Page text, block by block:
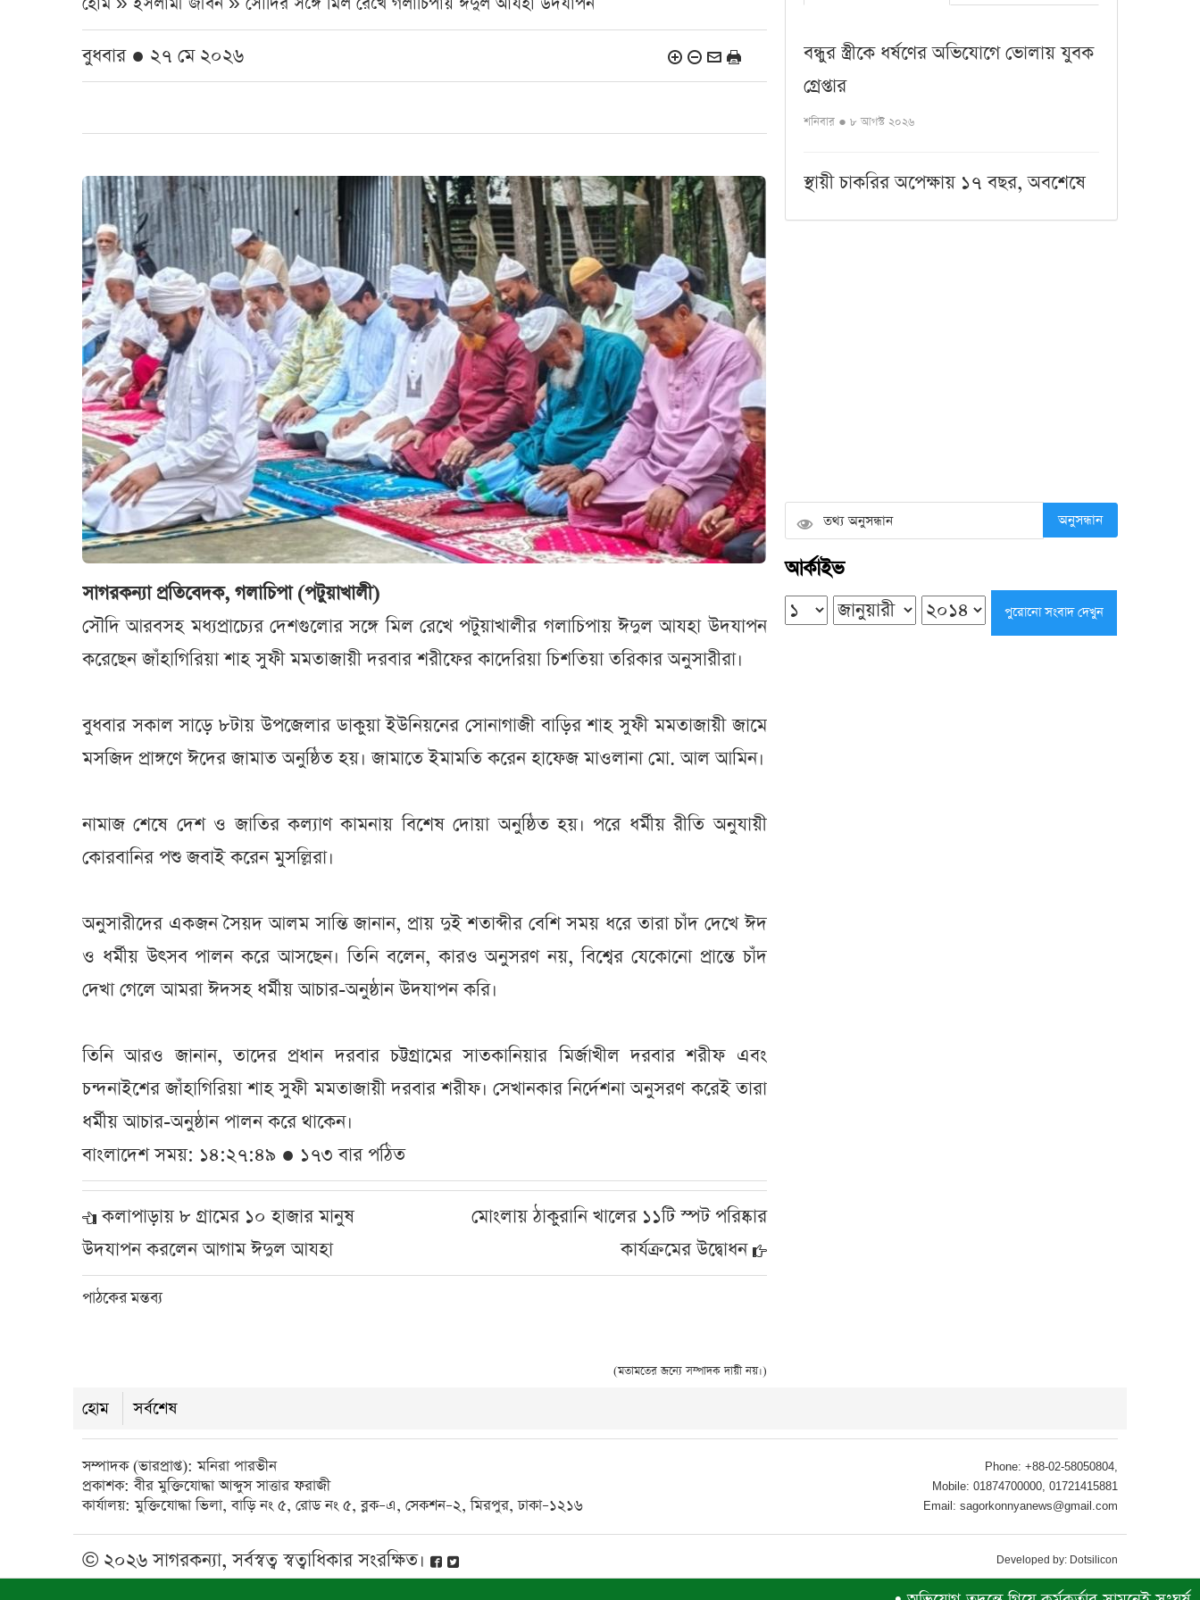
বুধবার ● ২৭ মে ২০২৬
সাগরকন্যা প্রতিবেদক, গলাচিপা (পটুয়াখালী)
সৌদি আরবসহ মধ্যপ্রাচ্যের দেশগুলোর সঙ্গে মিল রেখে পটুয়াখালীর গলাচিপায় ঈদুল আযহা উদযাপন
করেছেন জাঁহাগিরিয়া শাহ সুফী মমতাজায়ী দরবার শরীফের কাদেরিয়া চিশতিয়া তরিকার অনুসারীরা।
বুধবার সকাল সাড়ে ৮টায় উপজেলার ডাকুয়া ইউনিয়নের সোনাগাজী বাড়ির শাহ সুফী মমতাজায়ী জামে
মসজিদ প্রাঙ্গণে ঈদের জামাত অনুষ্ঠিত হয়। জামাতে ইমামতি করেন হাফেজ মাওলানা মো. আল আমিন।
নামাজ শেষে দেশ ও জাতির কল্যাণ কামনায় বিশেষ দোয়া অনুষ্ঠিত হয়। পরে ধর্মীয় রীতি অনুযায়ী
কোরবানির পশু জবাই করেন মুসল্লিরা।
অনুসারীদের একজন সৈয়দ আলম সান্তি জানান, প্রায় দুই শতাব্দীর বেশি সময় ধরে তারা চাঁদ দেখে ঈদ
ও ধর্মীয় উৎসব পালন করে আসছেন। তিনি বলেন, কারও অনুসরণ নয়, বিশ্বের যেকোনো প্রান্তে চাঁদ
দেখা গেলে আমরা ঈদসহ ধর্মীয় আচার-অনুষ্ঠান উদযাপন করি।
তিনি আরও জানান, তাদের প্রধান দরবার চট্টগ্রামের সাতকানিয়ার মির্জাখীল দরবার শরীফ এবং
চন্দনাইশের জাঁহাগিরিয়া শাহ সুফী মমতাজায়ী দরবার শরীফ। সেখানকার নির্দেশনা অনুসরণ করেই তারা
ধর্মীয় আচার-অনুষ্ঠান পালন করে থাকেন।
বাংলাদেশ সময়: ১৪:২৭:৪৯ ● ১৭৩ বার পঠিত
কলাপাড়ায় ৮ গ্রামের ১০ হাজার মানুষ
উদযাপন করলেন আগাম ঈদুল আযহা
মোংলায় ঠাকুরানি খালের ১১টি স্পট পরিষ্কার
কার্যক্রমের উদ্বোধন
পাঠকের মন্তব্য
(মতামতের জন্যে সম্পাদক দায়ী নয়।)
বন্ধুর স্ত্রীকে ধর্ষণের অভিযোগে ভোলায় যুবক
গ্রেপ্তার
শনিবার ● ৮ আগস্ট ২০২৬
স্থায়ী চাকরির অপেক্ষায় ১৭ বছর, অবশেষে
লাশ হলেন সাগর
বোবায় ধরা কী, কেন হয় এবং এ সময়
শরীরে কী ঘটে?
অনুসন্ধান
আর্কাইভ
হোম সর্বশেষ
সম্পাদক (ভারপ্রাপ্ত): মনিরা পারভীন
প্রকাশক: বীর মুক্তিযোদ্ধা আব্দুস সাত্তার ফরাজী
কার্যালয়: মুক্তিযোদ্ধা ভিলা, বাড়ি নং ৫, রোড নং ৫, ব্লক–এ, সেকশন–২, মিরপুর, ঢাকা–১২১৬
Phone: +88-02-58050804,
Mobile: 01874700000, 01721415881
Email: sagorkonnyanews@gmail.com
© ২০২৬ সাগরকন্যা, সর্বস্বত্ব স্বত্বাধিকার সংরক্ষিত। Developed by: Dotsilicon